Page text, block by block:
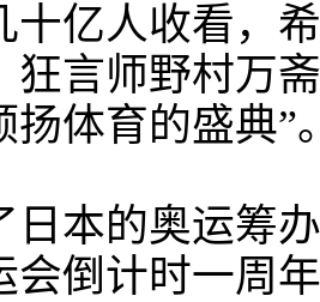
十亿人收看，
狂言师野村万
扬体育的盛典”
日本的奥运筹
会倒计时一周